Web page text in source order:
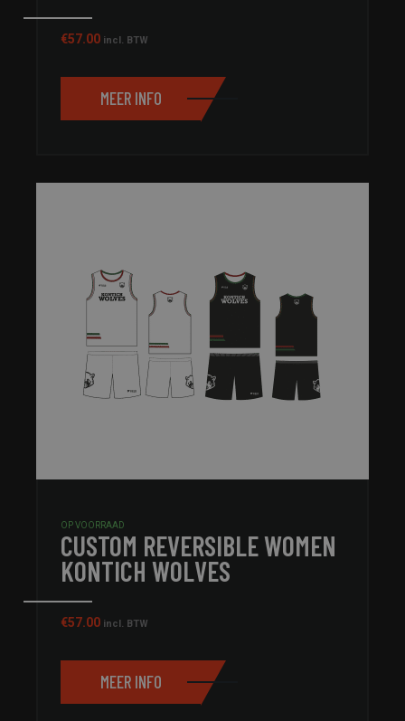
€57.00 incl. BTW
MEER INFO
OP VOORRAAD
CUSTOM REVERSIBLE WOMEN
KONTICH WOLVES
€57.00 incl. BTW
MEER INFO